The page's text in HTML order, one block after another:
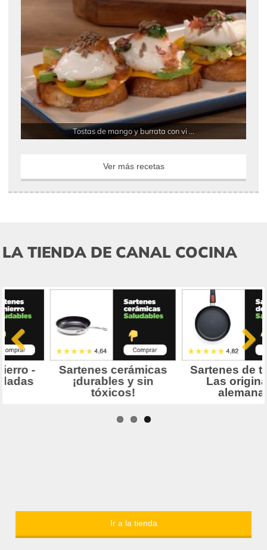
Tostas de mango y burrata con vi ...
Ver más recetas
LA TIENDA DE CANAL COCINA
Ir a la tienda